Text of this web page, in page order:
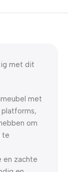
met dit
met
om
te
en zachte